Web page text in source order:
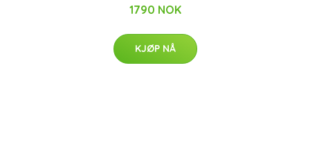
1790 NOK
KJØP NÅ